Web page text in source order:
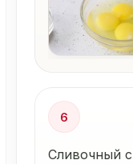
6
Сливочный